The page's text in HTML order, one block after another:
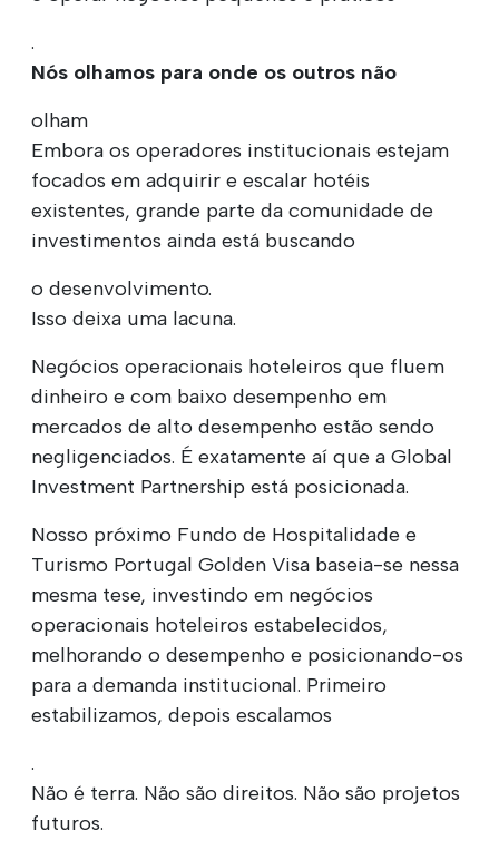
.
Nós olhamos para onde os outros não
olham
Embora os operadores institucionais estejam
focados em adquirir e escalar hotéis
existentes, grande parte da comunidade de
investimentos ainda está buscando
o desenvolvimento.
Isso deixa uma lacuna.
Negócios operacionais hoteleiros que fluem
dinheiro e com baixo desempenho em
mercados de alto desempenho estão sendo
negligenciados. É exatamente aí que a Global
Investment Partnership está posicionada.
Nosso próximo Fundo de Hospitalidade e
Turismo Portugal Golden Visa baseia-se nessa
mesma tese, investindo em negócios
operacionais hoteleiros estabelecidos,
melhorando o desempenho e posicionando-os
para a demanda institucional. Primeiro
estabilizamos, depois escalamos
.
Não é terra. Não são direitos. Não são projetos
futuros.